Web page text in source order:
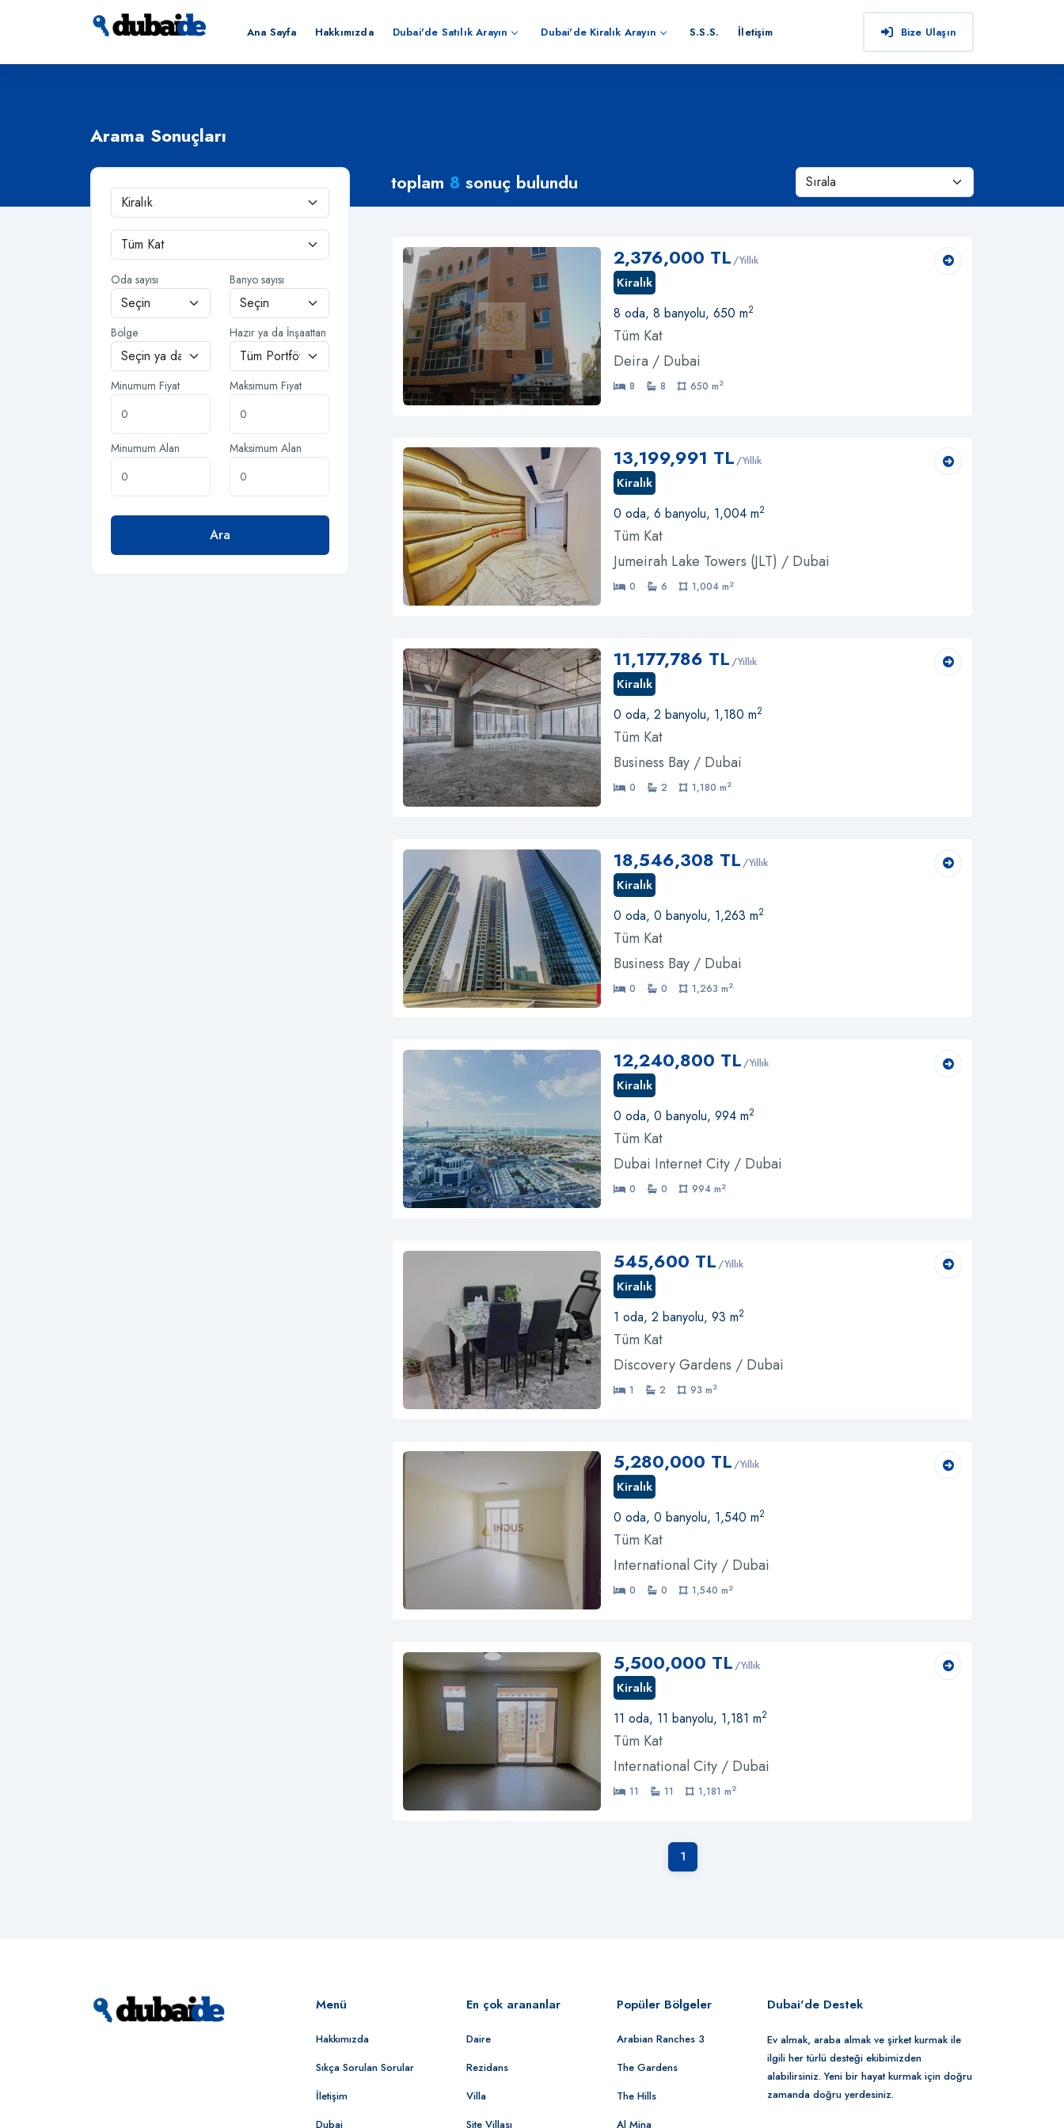
Ana Sayfa Hakkımızda Dubai'de Satılık Arayın Dubai'de Kiralık Arayın S.S.S. İletişim Bize Ulaşın
Arama Sonuçları
Oda sayısı Banyo sayısı
Bölge Hazır ya da İnşaattan
Minumum Fiyat Maksimum Fiyat
Minumum Alan Maksimum Alan
Ara
toplam 8 sonuç bulundu
2,376,000 TL /Yıllık
Kiralık
8 oda, 8 banyolu, 650 m2
Tüm Kat
Deira / Dubai
8 8 650 m2
13,199,991 TL /Yıllık
Kiralık
0 oda, 6 banyolu, 1,004 m2
Tüm Kat
Jumeirah Lake Towers (JLT) / Dubai
0 6 1,004 m2
11,177,786 TL /Yıllık
Kiralık
0 oda, 2 banyolu, 1,180 m2
Tüm Kat
Business Bay / Dubai
0 2 1,180 m2
18,546,308 TL /Yıllık
Kiralık
0 oda, 0 banyolu, 1,263 m2
Tüm Kat
Business Bay / Dubai
0 0 1,263 m2
12,240,800 TL /Yıllık
Kiralık
0 oda, 0 banyolu, 994 m2
Tüm Kat
Dubai Internet City / Dubai
0 0 994 m2
545,600 TL /Yıllık
Kiralık
1 oda, 2 banyolu, 93 m2
Tüm Kat
Discovery Gardens / Dubai
1 2 93 m2
5,280,000 TL /Yıllık
Kiralık
0 oda, 0 banyolu, 1,540 m2
Tüm Kat
International City / Dubai
0 0 1,540 m2
5,500,000 TL /Yıllık
Kiralık
11 oda, 11 banyolu, 1,181 m2
Tüm Kat
International City / Dubai
11 11 1,181 m2
1
Menü
Hakkımızda
Sıkça Sorulan Sorular
İletişim
Dubai
En çok arananlar
Daire
Rezidans
Villa
Site Villası
Popüler Bölgeler
Arabian Ranches 3
The Gardens
The Hills
Al Mina
Dubai'de Destek
Ev almak, araba almak ve şirket kurmak ile
ilgili her türlü desteği ekibimizden
alabilirsiniz. Yeni bir hayat kurmak için doğru
zamanda doğru yerdesiniz.